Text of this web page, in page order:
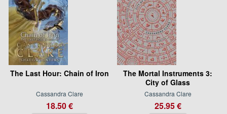
The Last Hour: Chain of Iron
Cassandra Clare
18.50 €
The Mortal Instruments 3:
City of Glass
Cassandra Clare
25.95 €